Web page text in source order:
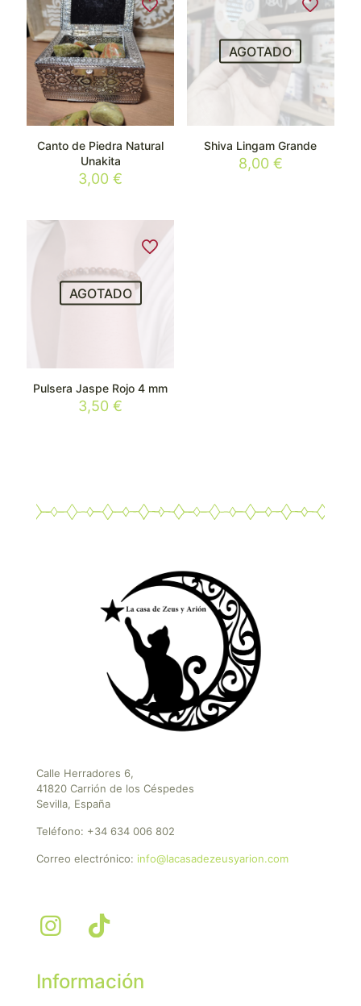
Canto de Piedra Natural
Unakita
3,00€
AGOTADO
Shiva Lingam Grande
8,00 €
AGOTADO
Pulsera Jaspe Rojo 4 mm
3,50€
Calle Herradores 6,
41820 Carrión de los Céspedes
Sevilla, España
Teléfono: +34 634 006 802
Correo electrónico: info@lacasadezeusyarion.com
Información